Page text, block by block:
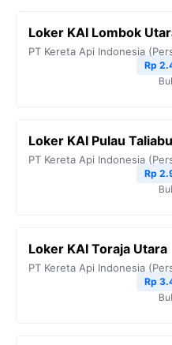
o
e
r
A
i
n
k
Loker KAI Lombok
PT Kereta Api Indonesia
Rp
Loker KAI Pulau Taliabu
PT Kereta Api Indonesia
Rp
Loker KAI Toraja Utara
PT Kereta Api Indonesia
Rp